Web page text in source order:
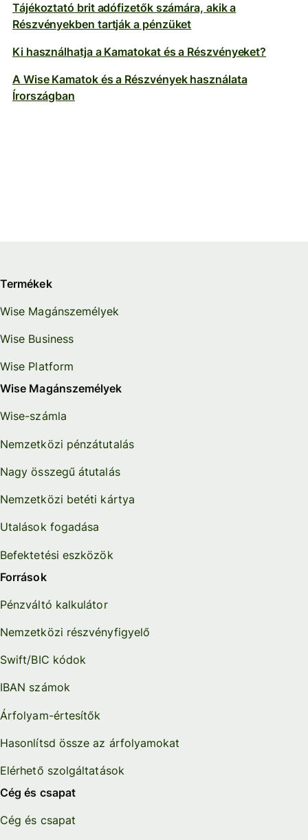
Tájékoztató brit adófizetők számára, akik a
Részvényekben tartják a pénzüket
Ki használhatja a Kamatokat és a Részvényeket?
A Wise Kamatok és a Részvények használata
Írországban
Termékek
Wise Magánszemélyek
Wise Business
Wise Platform
Wise Magánszemélyek
Wise-számla
Nemzetközi pénzátutalás
Nagy összegű átutalás
Nemzetközi betéti kártya
Utalások fogadása
Befektetési eszközök
Források
Pénzváltó kalkulátor
Nemzetközi részvényfigyelő
Swift/BIC kódok
IBAN számok
Árfolyam-értesítők
Hasonlítsd össze az árfolyamokat
Elérhető szolgáltatások
Cég és csapat
Cég és csapat